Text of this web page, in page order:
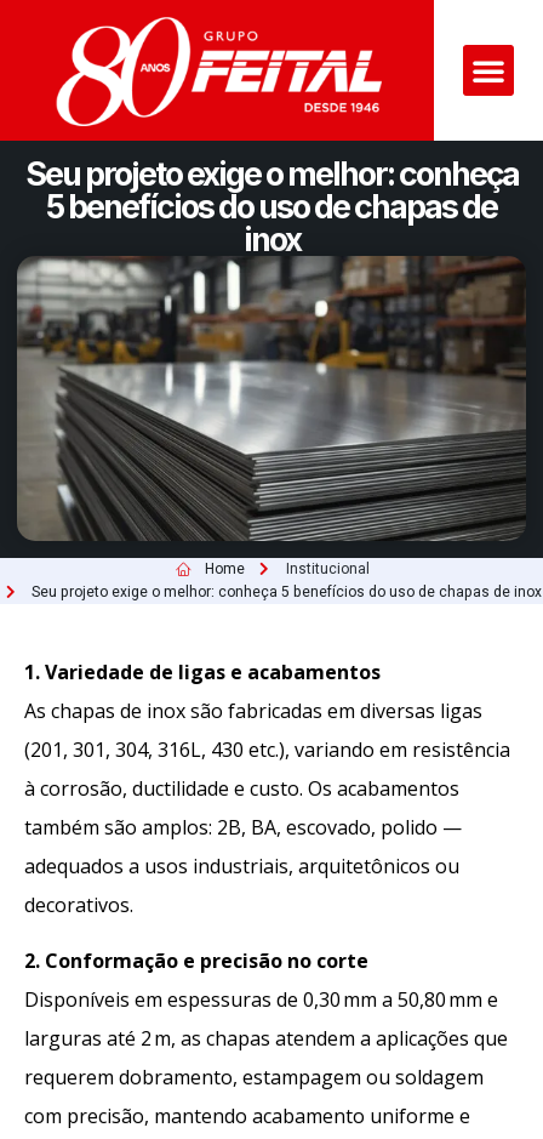
Seu projeto exige o melhor: conheça
5 benefícios do uso de chapas de
inox
Home
Institucional
Seu projeto exige o melhor: conheça 5 benefícios do uso de chapas de inox
1. Variedade de ligas e acabamentos
As chapas de inox são fabricadas em diversas ligas
(201, 301, 304, 316L, 430 etc.), variando em resistência
à corrosão, ductilidade e custo. Os acabamentos
também são amplos: 2B, BA, escovado, polido —
adequados a usos industriais, arquitetônicos ou
decorativos.
2. Conformação e precisão no corte
Disponíveis em espessuras de 0,30 mm a 50,80 mm e
larguras até 2 m, as chapas atendem a aplicações que
requerem dobramento, estampagem ou soldagem
com precisão, mantendo acabamento uniforme e